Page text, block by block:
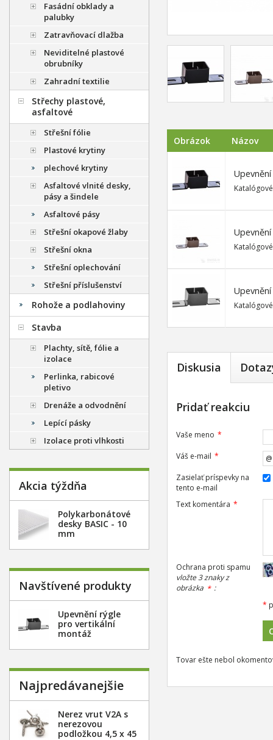
Obrázok Názov
Diskusia
Pridať reakciu
Vaše meno *
Váš e-mail *
Zasielať príspevky na
tento e-mail
Text komentára *
Ochrana proti spamu
vložte 3 znaky z
obrázka * :
*
Tovar ešte nebol
Fasádní obklady a
palubky
Zatravňovací dlažba
Neviditelné plastové
obrubníky
Zahradní textilie
Střechy plastové,
asfaltové
Střešní fólie
Plastové krytiny
plechové krytiny
Asfaltové vlnité desky,
pásy a šindele
Asfaltové pásy
Střešní okapové žlaby
Střešní okna
Střešní oplechování
Střešní příslušenství
Rohože a podlahoviny
Stavba
Plachty, sítě, fólie a
izolace
Perlinka, rabicové
pletivo
Drenáže a odvodnění
Lepící pásky
Izolace proti vlhkosti
Akcia týždňa
Polykarbonátové
desky BASIC - 10
mm
Navštívené produkty
Upevnění rýgle
pro vertikální
montáž
Najpredávanejšie
Nerez vrut V2A s
nerezovou
podložkou 4,5 x 45